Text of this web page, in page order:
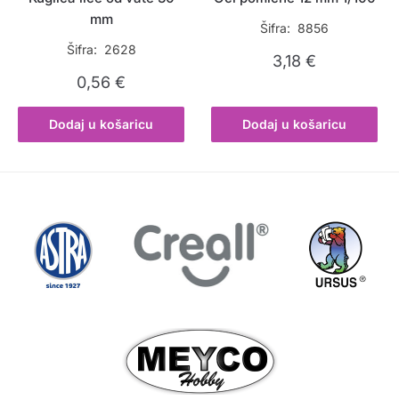
mm
Šifra: 2628
0,56€
Dodaj u košaricu
Šifra: 8856
3,18€
Dodaj u košaricu